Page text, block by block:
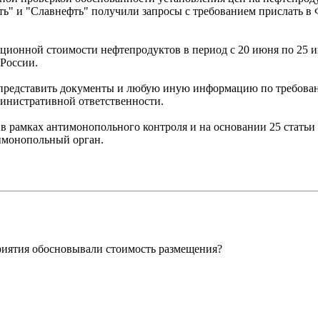
"Славнефть" получили запросы с требованием прислать в
стоимости нефтепродуктов в период с 20 июня по 25
документы и любую иную информацию по
ответственности.
антимонопольного контроля и на основании 25
орган.
обосновывали стоимость размещения?